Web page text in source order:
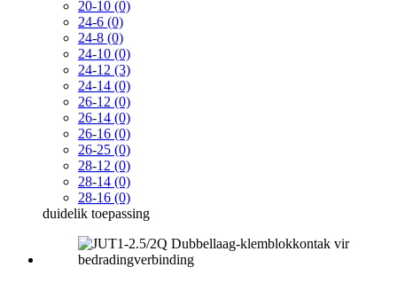
20-10 (0)
24-6 (0)
24-8 (0)
24-10 (0)
24-12 (3)
24-14 (0)
26-12 (0)
26-14 (0)
26-16 (0)
26-25 (0)
28-12 (0)
28-14 (0)
28-16 (0)
duidelik toepassing